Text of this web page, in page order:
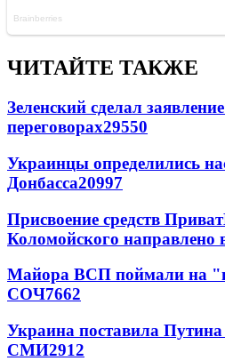
ЧИТАЙТЕ ТАКЖЕ
Зеленский сделал
переговорах29550
Украинцы определились
Донбасса20997
Присвоение средств
Коломойского направлено
Майора ВСП поймали на
СОЧ7662
Украина поставила
СМИ2912